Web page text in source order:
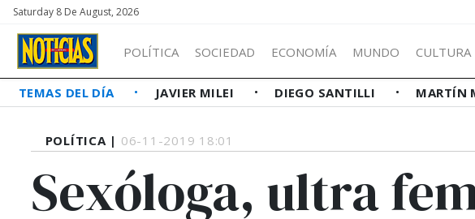
Saturday 8 De August, 2026
POLÍTICA SOCIEDAD ECONOMÍA MUNDO CULTURA
TEMAS DEL DÍA JAVIER MILEI DIEGO SANTILLI MARTÍN
POLÍTICA | 06-11-2019 18:01
Sexóloga, ultra